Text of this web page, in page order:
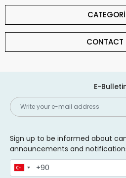
CONTACT
E-
Sign up to be informed about
announcements and